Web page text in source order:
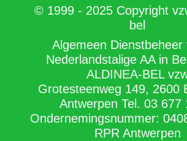
mailen naar maandag20u-
Voor maandag 2 - 20u 'I Love
naar maandag20u-
dinsdag 20u
naar
woensdag 20u
naar
vrijdag 20u
naar vrijdag20u@aavlaanderen.org
10u mailen naar
Leden uit alle regio's zijn
© 1999 - 2025 Copyright
bel
Algemeen Dienstbeheer
Nederlandstalige AA in
ALDINEA-BEL
Grotesteenweg 149, 2600
Antwerpen Tel. 03 677
Ondernemingsnummer:
RPR Antwerpen